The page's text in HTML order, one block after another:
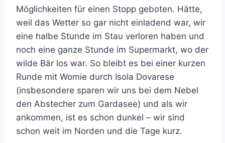
Möglichkeiten für einen Stopp geboten. Hätte,
weil das Wetter so gar nicht einladend war, wir
eine halbe Stunde im Stau verloren haben und
noch eine ganze Stunde im Supermarkt, wo der
wilde Bär los war. So bleibt es bei einer kurzen
Runde mit Womie durch Isola Dovarese
(insbesondere sparen wir uns bei dem Nebel
den Abstecher zum Gardasee) und als wir
ankommen, ist es schon dunkel – wir sind
schon weit im Norden und die Tage kurz.